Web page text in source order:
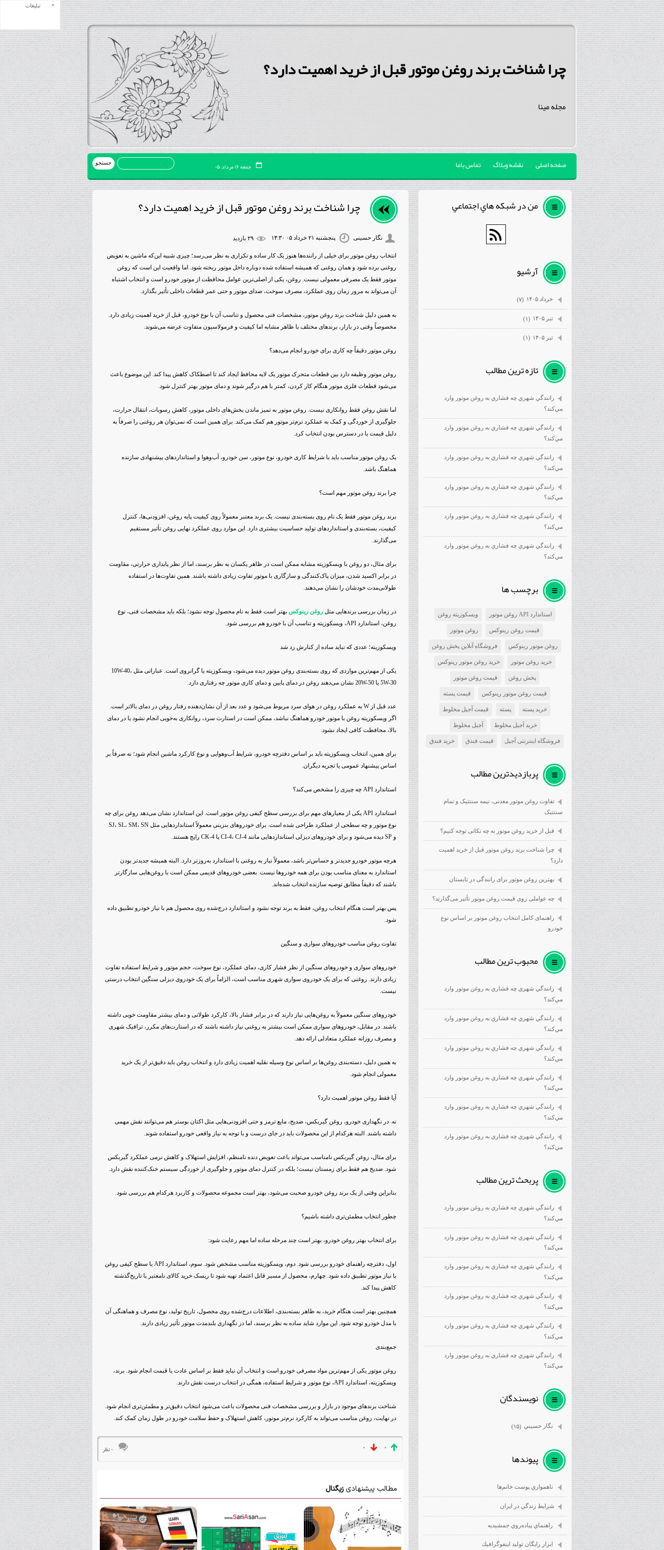
چرا شناخت برند روغن موتور قبل از خرید اهمیت دارد؟
مجله مینا
صفحه اصلی نقشه وبلاگ تماس باما جمعه ۱۶ مرداد ۰۵
چرا شناخت برند روغن موتور قبل از خرید اهمیت دارد؟
نگار حسینی پنجشنبه ۲۱ خرداد ۰۵ ۱۴:۳۰
انتخاب روغن موتور برای خیلی از راننده‌ها هنوز یک کار ساده و تکراری به نظر می‌رسد؛ چیزی شبیه این‌که ماشین به تعویض
روغنی برده شود و همان روغنی که همیشه استفاده شده دوباره داخل موتور ریخته شود. اما واقعیت این است که روغن
موتور فقط یک مصرفی معمولی نیست. روغن، یکی از اصلی‌ترین عوامل محافظت از موتور خودرو است و انتخاب اشتباه
آن می‌تواند به مرور زمان روی عملکرد، مصرف سوخت، صدای موتور و حتی عمر قطعات داخلی تأثیر بگذارد.
به همین دلیل شناخت برند روغن موتور، مشخصات فنی محصول و تناسب آن با نوع خودرو، قبل از خرید اهمیت زیادی دارد.
مخصوصاً وقتی در بازار، برندهای مختلف با ظاهر مشابه اما کیفیت و فرمولاسیون متفاوت عرضه می‌شوند.
روغن موتور دقیقاً چه کاری برای خودرو انجام می‌دهد؟
روغن موتور وظیفه دارد بین قطعات متحرک موتور یک لایه محافظ ایجاد کند تا اصطکاک کاهش پیدا کند. این موضوع باعث
می‌شود قطعات فلزی موتور هنگام کار کردن، کمتر با هم درگیر شوند و دمای موتور بهتر کنترل شود.
اما نقش روغن فقط روانکاری نیست. روغن موتور به تمیز ماندن بخش‌های داخلی موتور، کاهش رسوبات، انتقال حرارت،
جلوگیری از خوردگی و کمک به عملکرد نرم‌تر موتور هم کمک می‌کند. برای همین است که نمی‌توان هر روغنی را صرفاً به
دلیل قیمت یا در دسترس بودن انتخاب کرد.
یک روغن موتور مناسب باید با شرایط کاری خودرو، نوع موتور، سن خودرو، آب‌وهوا و استانداردهای پیشنهادی سازنده
هماهنگ باشد.
چرا برند روغن موتور مهم است؟
برند روغن موتور فقط یک نام روی بسته‌بندی نیست. یک برند معتبر معمولاً روی کیفیت پایه روغن، افزودنی‌ها، کنترل
کیفیت، بسته‌بندی و استانداردهای تولید حساسیت بیشتری دارد. این موارد روی عملکرد نهایی روغن تأثیر مستقیم
می‌گذارند.
برای مثال، دو روغن با ویسکوزیته مشابه ممکن است در ظاهر یکسان به نظر برسند، اما از نظر پایداری حرارتی، مقاومت
در برابر اکسید شدن، میزان پاک‌کنندگی و سازگاری با موتور تفاوت زیادی داشته باشند. همین تفاوت‌ها در استفاده
طولانی‌مدت خودشان را نشان می‌دهند.
در زمان بررسی برندهایی مثل روغن رینوکس بهتر است فقط به نام محصول توجه نشود؛ بلکه باید مشخصات فنی، نوع
روغن، استاندارد API، ویسکوزیته و تناسب آن با خودرو هم بررسی شود.
ویسکوزیته؛ عددی که نباید ساده از کنارش رد شد
یکی از مهم‌ترین مواردی که روی بسته‌بندی روغن موتور دیده می‌شود، ویسکوزیته یا گرانروی است. عباراتی مثل 10W-40،
5W-30 یا 20W-50 نشان می‌دهند روغن در دمای پایین و دمای کاری موتور چه رفتاری دارد.
عدد قبل از W به عملکرد روغن در هوای سرد مربوط می‌شود و عدد بعد از آن نشان‌دهنده رفتار روغن در دمای بالاتر است.
اگر ویسکوزیته روغن با موتور خودرو هماهنگ نباشد، ممکن است در استارت سرد، روانکاری به‌خوبی انجام نشود یا در دمای
بالا، محافظت کافی ایجاد نشود.
برای همین، انتخاب ویسکوزیته باید بر اساس دفترچه خودرو، شرایط آب‌وهوایی و نوع کارکرد ماشین انجام شود؛ نه صرفاً بر
اساس پیشنهاد عمومی یا تجربه دیگران.
استاندارد API چه چیزی را مشخص می‌کند؟
استاندارد API یکی از معیارهای مهم برای بررسی سطح کیفی روغن موتور است. این استاندارد نشان می‌دهد روغن برای چه
نوع موتور و چه سطحی از عملکرد طراحی شده است. برای خودروهای بنزینی معمولاً استانداردهایی مثل SJ، SL، SM، SN
و SP دیده می‌شود و برای خودروهای دیزلی استانداردهایی مانند CI-4، CJ-4 یا CK-4 رایج هستند.
هرچه موتور خودرو جدیدتر و حساس‌تر باشد، معمولاً نیاز به روغنی با استاندارد به‌روزتر دارد. البته همیشه جدیدتر بودن
استاندارد به معنای مناسب بودن برای همه خودروها نیست. بعضی خودروهای قدیمی ممکن است با روغن‌هایی سازگارتر
باشند که دقیقاً مطابق توصیه سازنده انتخاب شده‌اند.
پس بهتر است هنگام انتخاب روغن، فقط به برند توجه نشود و استاندارد درج‌شده روی محصول هم با نیاز خودرو تطبیق داده
شود.
تفاوت روغن مناسب خودروهای سواری و سنگین
خودروهای سواری و خودروهای سنگین از نظر فشار کاری، دمای عملکرد، نوع سوخت، حجم موتور و شرایط استفاده تفاوت
زیادی دارند. روغنی که برای یک خودروی سواری شهری مناسب است، الزاماً برای یک خودروی دیزلی سنگین انتخاب درستی
نیست.
خودروهای سنگین معمولاً به روغن‌هایی نیاز دارند که در برابر فشار بالا، کارکرد طولانی و دمای بیشتر مقاومت خوبی داشته
باشند. در مقابل، خودروهای سواری ممکن است بیشتر به روغنی نیاز داشته باشند که در استارت‌های مکرر، ترافیک شهری
و مصرف روزانه عملکرد متعادلی ارائه دهد.
به همین دلیل، دسته‌بندی روغن‌ها بر اساس نوع وسیله نقلیه اهمیت زیادی دارد و انتخاب روغن باید دقیق‌تر از یک خرید
معمولی انجام شود.
آیا فقط روغن موتور اهمیت دارد؟
نه. در نگهداری خودرو، روغن گیربکس، ضدیخ، مایع ترمز و حتی افزودنی‌هایی مثل اکتان بوستر هم می‌توانند نقش مهمی
داشته باشند. البته هرکدام از این محصولات باید در جای درست و با توجه به نیاز واقعی خودرو استفاده شوند.
برای مثال، روغن گیربکس نامناسب می‌تواند باعث تعویض دنده نامنظم، افزایش استهلاک و کاهش نرمی عملکرد گیربکس
شود. ضدیخ هم فقط برای زمستان نیست؛ بلکه در کنترل دمای موتور و جلوگیری از خوردگی سیستم خنک‌کننده نقش دارد.
بنابراین وقتی از یک برند روغن خودرو صحبت می‌شود، بهتر است مجموعه محصولات و کاربرد هرکدام هم بررسی شود.
چطور انتخاب مطمئن‌تری داشته باشیم؟
برای انتخاب بهتر روغن خودرو، بهتر است چند مرحله ساده اما مهم رعایت شود:
اول، دفترچه راهنمای خودرو بررسی شود. دوم، ویسکوزیته مناسب مشخص شود. سوم، استاندارد API یا سطح کیفی روغن
با نیاز موتور تطبیق داده شود. چهارم، محصول از مسیر قابل اعتماد تهیه شود تا ریسک خرید کالای نامعتبر یا تاریخ‌گذشته
کاهش پیدا کند.
همچنین بهتر است هنگام خرید، به ظاهر بسته‌بندی، اطلاعات درج‌شده روی محصول، تاریخ تولید، نوع مصرف و هماهنگی آن
با مدل خودرو توجه شود. این موارد شاید ساده به نظر برسند، اما در نگهداری بلندمدت موتور تأثیر زیادی دارند.
جمع‌بندی
روغن موتور یکی از مهم‌ترین مواد مصرفی خودرو است و انتخاب آن نباید فقط بر اساس عادت یا قیمت انجام شود. برند،
ویسکوزیته، استاندارد API، نوع موتور و شرایط استفاده، همگی در انتخاب درست نقش دارند.
شناخت برندهای موجود در بازار و بررسی مشخصات فنی محصولات باعث می‌شود انتخاب دقیق‌تر و مطمئن‌تری انجام شود.
در نهایت، روغن مناسب می‌تواند به کارکرد نرم‌تر موتور، کاهش استهلاک و حفظ سلامت خودرو در طول زمان کمک کند.
۰ ۰ ۰ نظر
من در شبكه هاي اجتماعي
آرشيو
خرداد ۱۴۰۵ (۷)
تیر ۱۴۰۵ (۱)
تیر ۱۴۰۵ (۱)
تازه ترين مطالب
رانندگي شهري چه فشاري به روغن موتور وارد
مي‌كند؟
رانندگي شهري چه فشاري به روغن موتور وارد
مي‌كند؟
رانندگي شهري چه فشاري به روغن موتور وارد
مي‌كند؟
رانندگي شهري چه فشاري به روغن موتور وارد
مي‌كند؟
رانندگي شهري چه فشاري به روغن موتور وارد
مي‌كند؟
رانندگي شهري چه فشاري به روغن موتور وارد
مي‌كند؟
برچسب ها
استاندارد API روغن موتور ویسکوزیته روغن
قیمت روغن رینوکس روغن موتور
روغن موتور رینوکس فروشگاه آنلاین پخش روغن
خرید روغن موتور خرید روغن موتور رینوکس
پخش روغن قیمت روغن موتور
قیمت روغن موتور رینوکس قیمت پسته
خرید پسته پسته قیمت آجیل مخلوط
خرید آجیل مخلوط آجیل مخلوط
فروشگاه اینترنتی آجیل قیمت فندق خرید فندق
پربازديدترين مطالب
تفاوت روغن موتور معدنی، نیمه سنتتیک و تمام
سنتتیک
قبل از خرید روغن موتور به چه نکاتی توجه کنیم؟
چرا شناخت برند روغن موتور قبل از خرید اهمیت
دارد؟
بهترین روغن موتور برای رانندگی در تابستان
چه عواملی روی قیمت روغن موتور تأثیر می‌گذارند؟
راهنمای کامل انتخاب روغن موتور بر اساس نوع
خودرو
محبوب ترين مطالب
رانندگي شهري چه فشاري به روغن موتور وارد
مي‌كند؟
رانندگي شهري چه فشاري به روغن موتور وارد
مي‌كند؟
رانندگي شهري چه فشاري به روغن موتور وارد
مي‌كند؟
رانندگي شهري چه فشاري به روغن موتور وارد
مي‌كند؟
رانندگي شهري چه فشاري به روغن موتور وارد
مي‌كند؟
رانندگي شهري چه فشاري به روغن موتور وارد
مي‌كند؟
پربحث ترين مطالب
رانندگي شهري چه فشاري به روغن موتور وارد
مي‌كند؟
رانندگي شهري چه فشاري به روغن موتور وارد
مي‌كند؟
رانندگي شهري چه فشاري به روغن موتور وارد
مي‌كند؟
رانندگي شهري چه فشاري به روغن موتور وارد
مي‌كند؟
رانندگي شهري چه فشاري به روغن موتور وارد
مي‌كند؟
رانندگي شهري چه فشاري به روغن موتور وارد
مي‌كند؟
نويسندگان
نگار حسيني (۱۵)
پيوندها
ناهمواري پوست خانم‌ها
شرايط زندگي در ايران
راهنماي پياده‌روي جمشيديه
ابزار رايگان توليد اينفوگرافيك
تبلیغات ×